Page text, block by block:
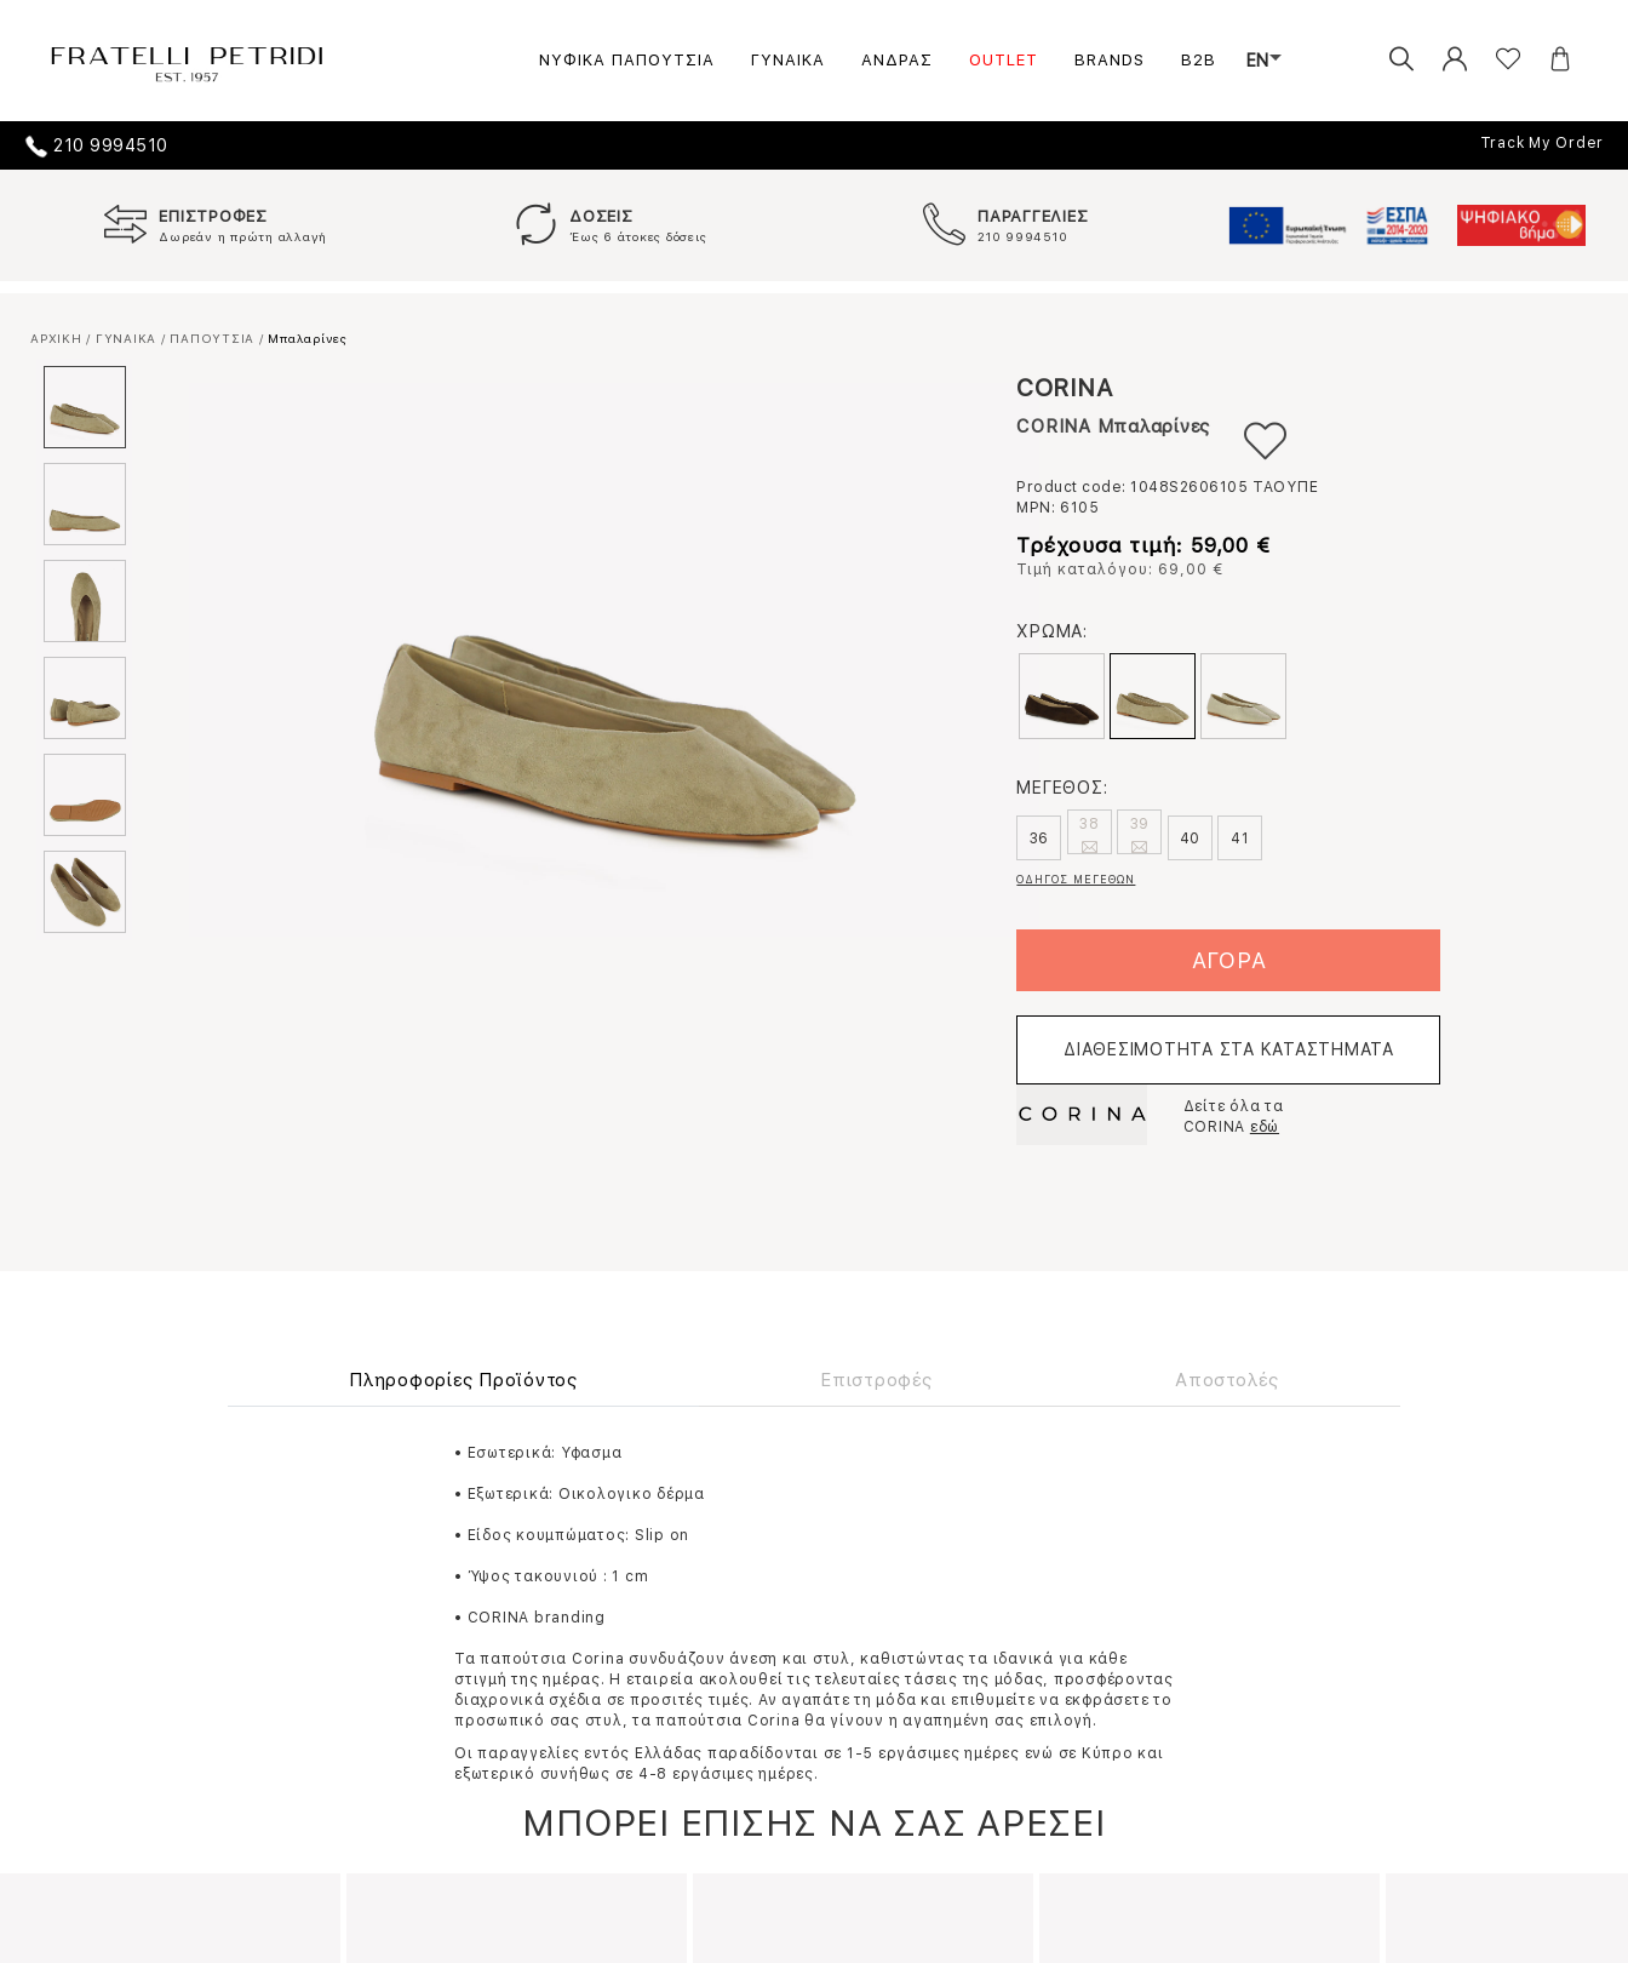
ΝΥΦΙΚΑ ΠΑΠΟΥΤΣΙΑ ΓΥΝΑΙΚΑ ΑΝΔΡΑΣ OUTLET BRANDS B2B EN
210 9994510 Track My Order
ΕΠΙΣΤΡΟΦΕΣ
Δωρεάν η πρώτη αλλαγή
ΔΟΣΕΙΣ
Έως 6 άτοκες δόσεις
ΠΑΡΑΓΓΕΛΙΕΣ
210 9994510
ΑΡΧΙΚΗ / ΓΥΝΑΙΚΑ / ΠΑΠΟΥΤΣΙΑ / Μπαλαρίνες
CORINA
CORINA Μπαλαρίνες
Product code: 1048S2606105 ΤΑΟΥΠΕ
MPN: 6105
Τρέχουσα τιμή: 59,00 €
Τιμή καταλόγου: 69,00 €
ΧΡΩΜΑ:
ΜΕΓΕΘΟΣ:
36
38
39
40
41
ΟΔΗΓΟΣ ΜΕΓΕΘΩΝ
ΑΓΟΡΑ
ΔΙΑΘΕΣΙΜΟΤΗΤΑ ΣΤΑ ΚΑΤΑΣΤΗΜΑΤΑ
Δείτε όλα τα
CORINA εδώ
Πληροφορίες Προϊόντος Επιστροφές Αποστολές
• Εσωτερικά: Υφασμα
• Εξωτερικά: Οικολογικο δέρμα
• Είδος κουμπώματος: Slip on
• Ύψος τακουνιού : 1 cm
• CORINA branding
Τα παπούτσια Corina συνδυάζουν άνεση και στυλ, καθιστώντας τα ιδανικά για κάθε
στιγμή της ημέρας. Η εταιρεία ακολουθεί τις τελευταίες τάσεις της μόδας, προσφέροντας
διαχρονικά σχέδια σε προσιτές τιμές. Αν αγαπάτε τη μόδα και επιθυμείτε να εκφράσετε το
προσωπικό σας στυλ, τα παπούτσια Corina θα γίνουν η αγαπημένη σας επιλογή.
Οι παραγγελίες εντός Ελλάδας παραδίδονται σε 1-5 εργάσιμες ημέρες ενώ σε Κύπρο και
εξωτερικό συνήθως σε 4-8 εργάσιμες ημέρες.
ΜΠΟΡΕΙ ΕΠΙΣΗΣ ΝΑ ΣΑΣ ΑΡΕΣΕΙ